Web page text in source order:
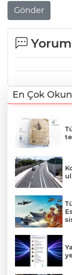
Gönder
En Çok